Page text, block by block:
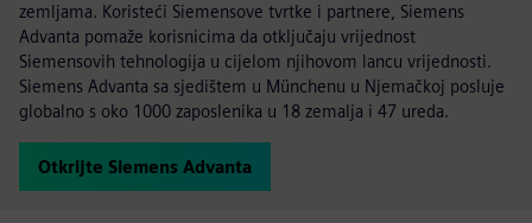
zemljama. Koristeći Siemensove tvrtke i partnere, Siemens
Advanta pomaže korisnicima da otključaju vrijednost
Siemensovih tehnologija u cijelom njihovom lancu vrijednosti.
Siemens Advanta sa sjedištem u Münchenu u Njemačkoj posluje
globalno s oko 1000 zaposlenika u 18 zemalja i 47 ureda.
Otkrijte Siemens Advanta